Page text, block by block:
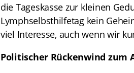
die Tageskasse zur kleinen
Lymphselbsthilfetag kein
viel Interesse, auch wenn wir
Politischer Rückenwind zum